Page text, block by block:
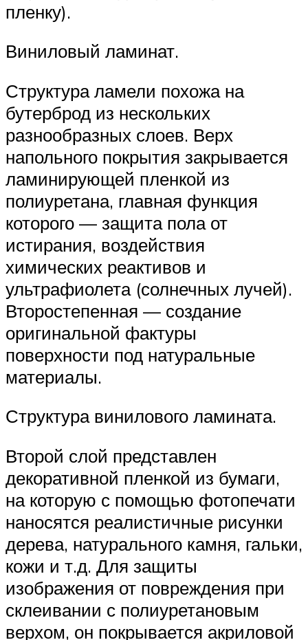
пленку).
Виниловый ламинат.
Структура ламели похожа на
бутерброд из нескольких
разнообразных слоев. Верх
напольного покрытия закрывается
ламинирующей пленкой из
полиуретана, главная функция
которого — защита пола от
истирания, воздействия
химических реактивов и
ультрафиолета (солнечных лучей).
Второстепенная — создание
оригинальной фактуры
поверхности под натуральные
материалы.
Структура винилового ламината.
Второй слой представлен
декоративной пленкой из бумаги,
на которую с помощью фотопечати
наносятся реалистичные рисунки
дерева, натурального камня, гальки,
кожи и т.д. Для защиты
изображения от повреждения при
склеивании с полиуретановым
верхом, он покрывается акриловой